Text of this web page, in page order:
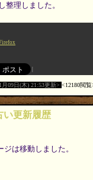
整理しました。
月09日(木) 21:53更新 12180閲覧
い更新履歴
は移動しました。